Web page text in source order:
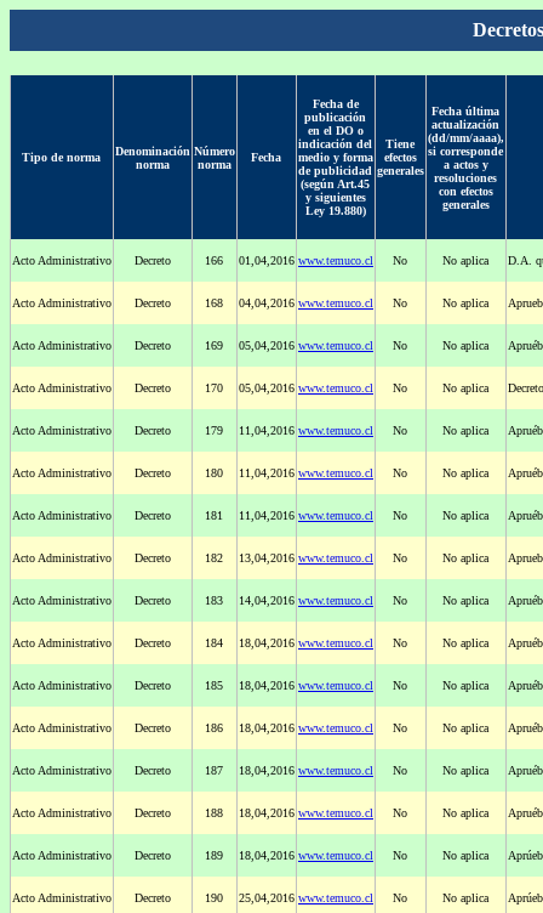
Tipo de norma
Denominación
norma
Número
norma
Fecha
Fecha de
publicación
en el DO o
indicación del
medio y forma
de publicidad
(según Art.45
y siguientes
Ley 19.880)
Tiene
efectos
generales
Fecha última
actualización
(dd/mm/aaaa),
si corresponde
a actos y
resoluciones
con efectos
generales
Acto Administrativo Decreto 166 01,04,2016 www.temuco.cl No No aplica D.A.
Acto Administrativo Decreto 168 04,04,2016 www.temuco.cl No No aplica
Acto Administrativo Decreto 169 05,04,2016 www.temuco.cl No No aplica
Acto Administrativo Decreto 170 05,04,2016 www.temuco.cl No No aplica
Acto Administrativo Decreto 179 11,04,2016 www.temuco.cl No No aplica
Acto Administrativo Decreto 180 11,04,2016 www.temuco.cl No No aplica
Acto Administrativo Decreto 181 11,04,2016 www.temuco.cl No No aplica
Acto Administrativo Decreto 182 13,04,2016 www.temuco.cl No No aplica
Acto Administrativo Decreto 183 14,04,2016 www.temuco.cl No No aplica
Acto Administrativo Decreto 184 18,04,2016 www.temuco.cl No No aplica
Acto Administrativo Decreto 185 18,04,2016 www.temuco.cl No No aplica
Acto Administrativo Decreto 186 18,04,2016 www.temuco.cl No No aplica
Acto Administrativo Decreto 187 18,04,2016 www.temuco.cl No No aplica
Acto Administrativo Decreto 188 18,04,2016 www.temuco.cl No No aplica
Acto Administrativo Decreto 189 18,04,2016 www.temuco.cl No No aplica
Acto Administrativo Decreto 190 25,04,2016 www.temuco.cl No No aplica